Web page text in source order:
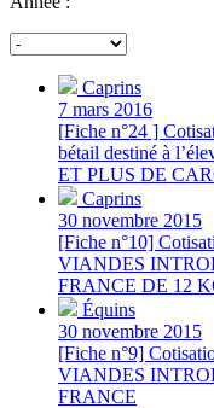
Caprins
7 mars 2016
[Fiche n°24 ]
bétail destiné à
ET PLUS DE
Caprins
30 novembre 2015
[Fiche n°10]
VIANDES
FRANCE DE 12
Équins
30 novembre 2015
[Fiche n°9]
VIANDES
FRANCE